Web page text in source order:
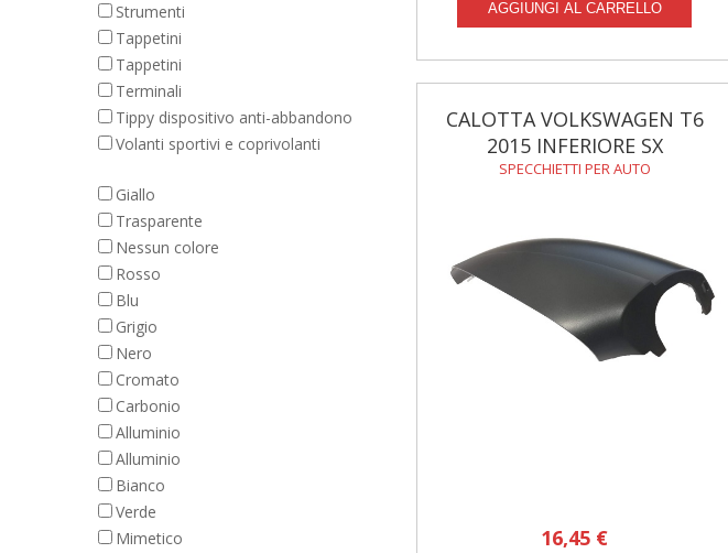
Strumenti
Tappetini
Tappetini
Terminali
Tippy dispositivo anti-abbandono
Volanti sportivi e coprivolanti
Giallo
Trasparente
Nessun colore
Rosso
Blu
Grigio
Nero
Cromato
Carbonio
Alluminio
Alluminio
Bianco
Verde
Mimetico
CALOTTA VOLKSWAGEN T6
2015 INFERIORE SX
SPECCHIETTI PER AUTO
16,45 €